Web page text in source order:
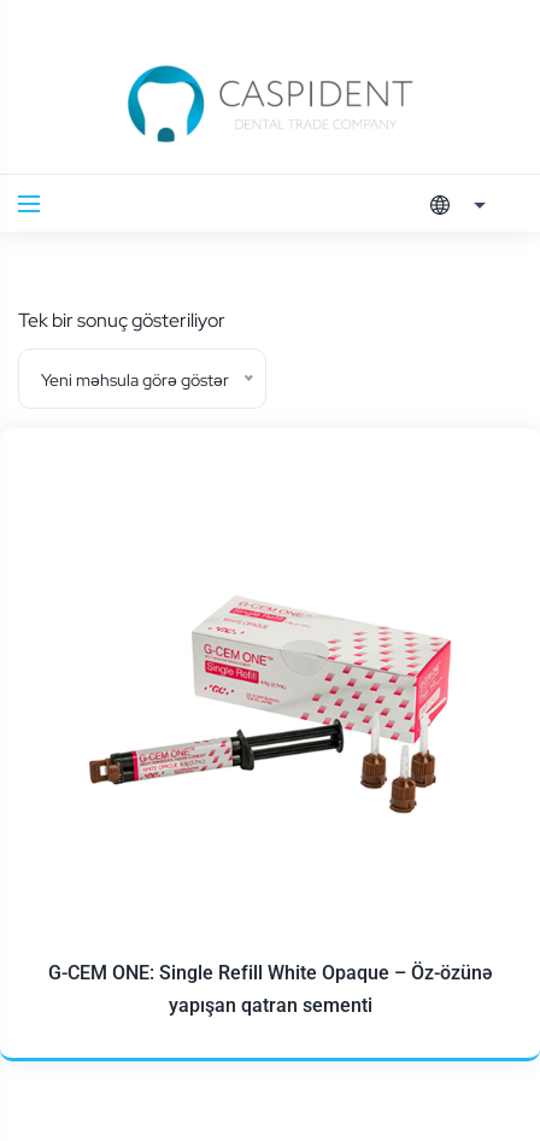
Tek bir sonuç gösteriliyor
Yeni məhsula görə göstər
G-CEM ONE: Single Refill White Opaque – Öz-özünə
yapışan qatran sementi